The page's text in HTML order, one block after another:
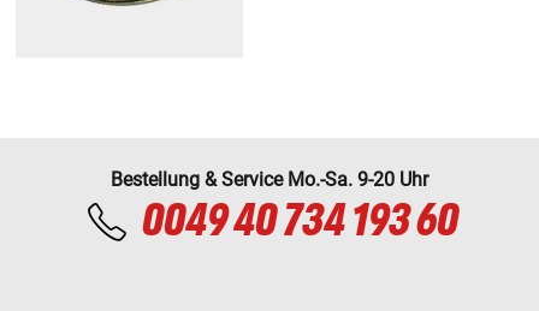
Bestellung & Service Mo.-Sa. 9-20 Uhr
0049 40 734 193 60